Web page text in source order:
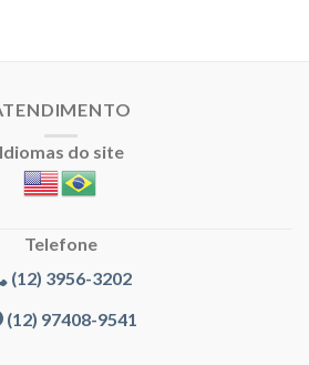
Idiomas do site
Telefone
(12) 3956-3202
(12) 97408-9541